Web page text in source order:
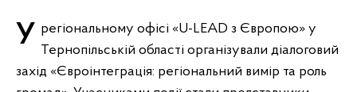
Урегіональному офісі «U-LEAD з Європою» у Тернопільській області організували діалоговий
захід «Євроінтеграція: регіональний вимір та роль